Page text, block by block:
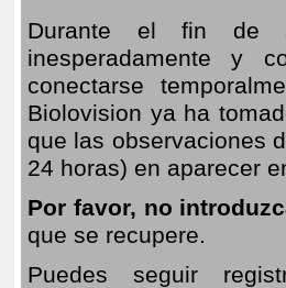
Durante el fin de
inesperadamente y
conectarse
Biolovision ya ha
que las observaciones
24 horas) en aparecer
Por favor, no
que se recupere.
Puedes seguir